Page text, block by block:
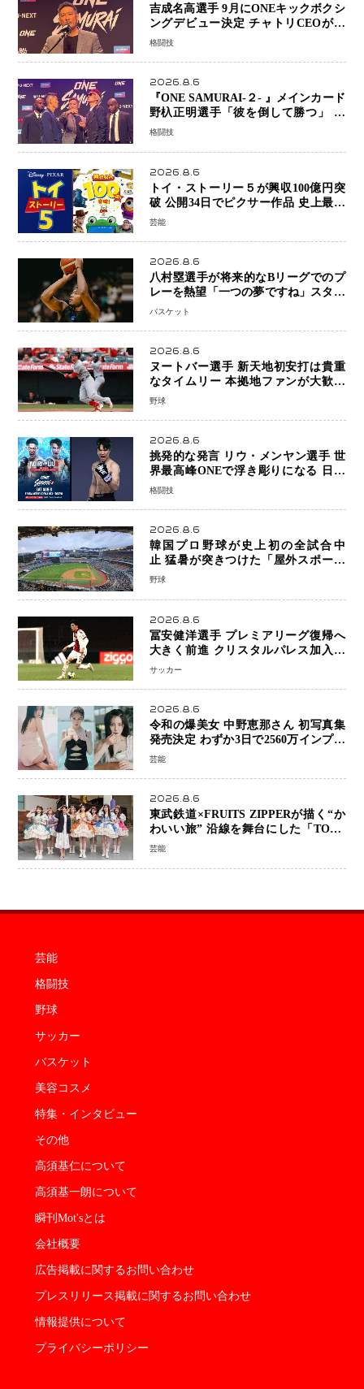
吉成名高選手 9月にONEキックボクシ
ングデビュー決定 チャトリCEOがサ
プライズ発表 2カ月連続参戦へ
格闘技
2026.8.6
『ONE SAMURAI-２- 』メインカード
野杁正明選手「彼を倒して勝つ」 リ
ウ・メンヤンとの因縁に決着へ 再起
初戦
格闘技
2026.8.6
トイ・ストーリー５が興収100億円突
破 公開34日でピクサー作品 史上最速
日本歴代シリーズ最高更新も目前
芸能
2026.8.6
八村塁選手が将来的なBリーグでのプ
レーを熱望「一つの夢ですね」スター
帰還がリーグ価値を押し上げる可能性
バスケット
2026.8.6
ヌートバー選手 新天地初安打は貴重
なタイムリー 本拠地ファンが大歓声
笑顔で歓喜
野球
2026.8.6
挑発的な発言 リウ・メンヤン選手 世
界最高峰ONEで浮き彫りになる 日本
キックボクシングが直面する“技術
格闘技
2026.8.6
韓国プロ野球が史上初の全試合中
止 猛暑が突きつけた「屋外スポーツ
の限界」 日本発のドーム型施設時代
野球
2026.8.6
冨安健洋選手 プレミアリーグ復帰へ
大きく前進 クリスタルパレス加入目
前 メディカルチェックも通過
サッカー
2026.8.6
令和の爆美女 中野恵那さん 初写真集
発売決定 わずか3日で2560万インプレ
ッションを記録した話題の美貌を凝縮
芸能
2026.8.6
東武鉄道×FRUITS ZIPPERが描く“か
わいい旅” 沿線を舞台にした「TOBU
KAWAII PROJECT」が開幕
芸能
芸能
格闘技
野球
サッカー
バスケット
美容コスメ
特集・インタビュー
その他
高須基仁について
高須基一朗について
瞬刊Mot'sとは
会社概要
広告掲載に関するお問い合わせ
プレスリリース掲載に関するお問い合わせ
情報提供について
プライバシーポリシー